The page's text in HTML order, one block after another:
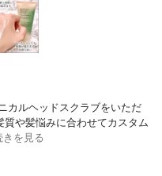
カルヘッドスクラブをいただ
や髪悩みに合わせてカスタム
きを見る